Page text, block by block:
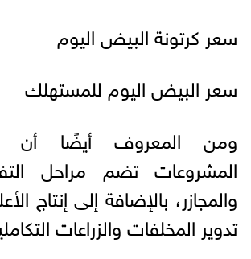
سعر كرتونة البيض اليوم
سعر البيض اليوم للمستهلك
ومن المعروف أيضًا أن
المشروعات تضم مراحل
والمجازر، بالإضافة إلى إنتاج
تدوير المخلفات والزراعات